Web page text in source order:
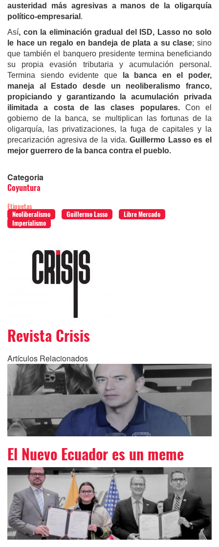
austeridad más agresivas a manos de la oligarquía
político-empresarial .
Así, con la eliminación gradual del ISD, Lasso no solo
le hace un regalo en bandeja de plata a su clase; sino
que también el banquero presidente termina beneficiando
su propia evasión tributaria y acumulación personal.
Termina siendo evidente que
la banca en el poder,
maneja al Estado desde un neoliberalismo franco,
propiciando y garantizando la acumulación privada
ilimitada a costa de las clases populares.Con el
gobierno de la banca, se multiplican las fortunas de la
oligarquía, las privatizaciones, la fuga de capitales y la
precarización agresiva de la vida.Guillermo Lasso es el
mejor guerrero de la banca contra el pueblo.
Categoria
Coyuntura
Etiquetas
Neoliberalismo
Guillermo Lasso
Libre Mercado
Imperialismo
Revista Crisis
Artículos Relacionados
El Nuevo Ecuador es un meme